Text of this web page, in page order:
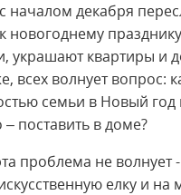
началом декабря
новогоднему
украшают квартиры и
всех волнует вопрос:
семьи в Новый год
поставить в доме?
проблема не волнует
елку и на